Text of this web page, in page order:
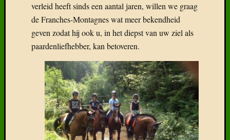
verleid heeft sinds een aantal jaren, willen we graag
de Franches-Montagnes wat meer bekendheid
geven zodat hij ook u, in het diepst van uw ziel als
paardenliefhebber, kan betoveren.